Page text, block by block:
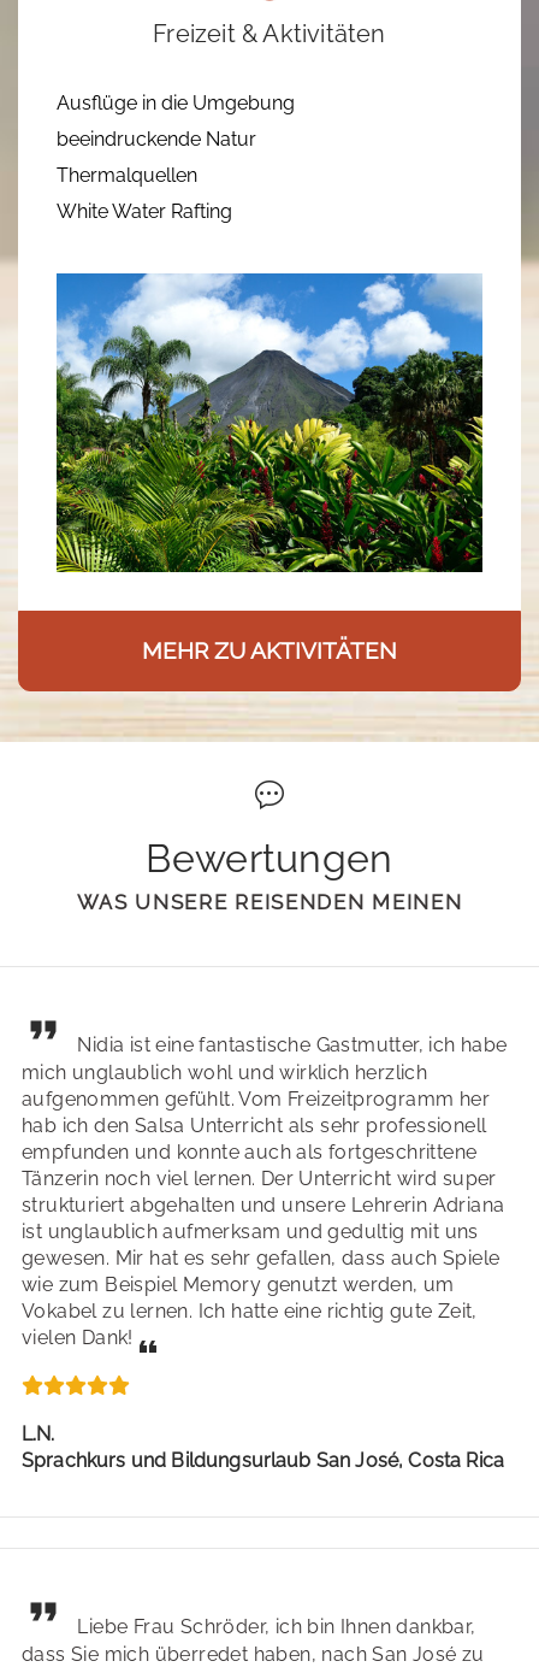
Freizeit & Aktivitäten
Ausflüge in die Umgebung
beeindruckende Natur
Thermalquellen
White Water Rafting
MEHR ZU AKTIVITÄTEN
Bewertungen
WAS UNSERE REISENDEN MEINEN
Nidia ist eine fantastische Gastmutter, ich habe
mich unglaublich wohl und wirklich herzlich
aufgenommen gefühlt. Vom Freizeitprogramm her
hab ich den Salsa Unterricht als sehr professionell
empfunden und konnte auch als fortgeschrittene
Tänzerin noch viel lernen. Der Unterricht wird super
strukturiert abgehalten und unsere Lehrerin Adriana
ist unglaublich aufmerksam und gedultig mit uns
gewesen. Mir hat es sehr gefallen, dass auch Spiele
wie zum Beispiel Memory genutzt werden, um
Vokabel zu lernen. Ich hatte eine richtig gute Zeit,
vielen Dank!
L.N.
Sprachkurs und Bildungsurlaub San José, Costa Rica
Liebe Frau Schröder, ich bin Ihnen dankbar,
dass Sie mich überredet haben, nach San José zu